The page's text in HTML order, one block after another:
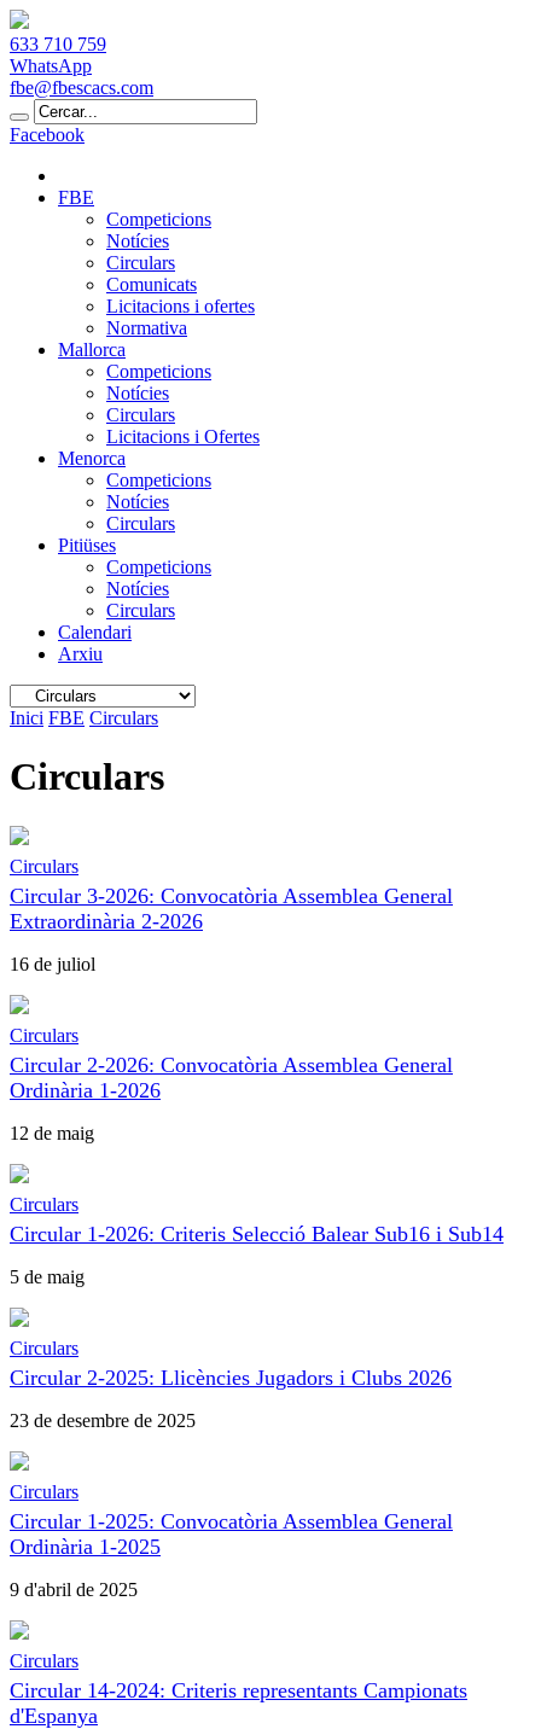
633 710 759
WhatsApp
fbe@fbescacs.com
Facebook
FBE
Competicions
Notícies
Circulars
Comunicats
Licitacions i ofertes
Normativa
Mallorca
Competicions
Notícies
Circulars
Licitacions i Ofertes
Menorca
Competicions
Notícies
Circulars
Pitiüses
Competicions
Notícies
Circulars
Calendari
Arxiu
Inici FBE Circulars
Circulars
Circulars
Circular 3-2026: Convocatòria Assemblea General
Extraordinària 2-2026
16 de juliol
Circulars
Circular 2-2026: Convocatòria Assemblea General
Ordinària 1-2026
12 de maig
Circulars
Circular 1-2026: Criteris Selecció Balear Sub16 i Sub14
5 de maig
Circulars
Circular 2-2025: Llicències Jugadors i Clubs 2026
23 de desembre de 2025
Circulars
Circular 1-2025: Convocatòria Assemblea General
Ordinària 1-2025
9 d'abril de 2025
Circulars
Circular 14-2024: Criteris representants Campionats
d'Espanya